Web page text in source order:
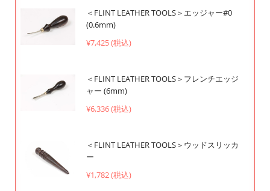
＜FLINT LEATHER TOOLS＞エッジャー#0
(0.6mm)
¥7,425 (税込)
＜FLINT LEATHER TOOLS＞フレンチエッジ
ャー (6mm)
¥6,336 (税込)
＜FLINT LEATHER TOOLS＞ウッドスリッカ
ー
¥1,782 (税込)